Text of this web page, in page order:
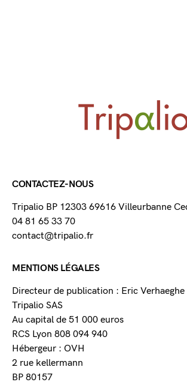
CONTACTEZ-NOUS
Tripalio BP 12303 69616 Villeurbanne
04 81 65 33 70
contact@tripalio.fr
MENTIONS LÉGALES
Directeur de publication : Eric Verhaeghe
Tripalio SAS
Au capital de 51 000 euros
RCS Lyon 808 094 940
Hébergeur : OVH
2 rue kellermann
BP 80157